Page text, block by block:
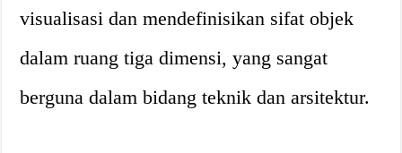
visualisasi dan mendefinisikan sifat objek
dalam ruang tiga dimensi, yang sangat
berguna dalam bidang teknik dan arsitektur.